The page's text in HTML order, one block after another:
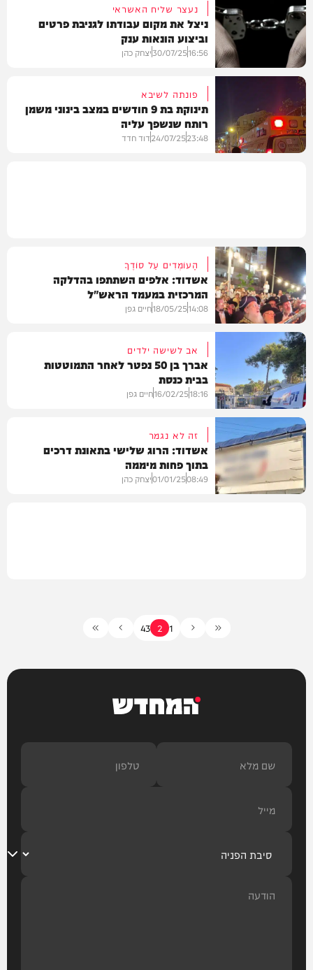
חדשות
נעצר שליח האשראי
ניצל את מקום עבודתו לגניבת פרטים
וביצוע הונאות ענק
16:56
30/07/25יצחק כהן
פונתה לשיבא
תינוקת בת 9 חודשים במצב בינוני משמן
רותח שנשפך עליה
23:48
24/07/25דוד חדד
גלריות
הָעוֹמְדִים עַל סוֹדֶךָ
אשדוד: אלפים השתתפו בהדלקה
המרכזית במעמד הראש"ל
14:08
18/05/25חיים גפן
חדשות
אב לשישה ילדים
אברך בן 50 נפטר לאחר התמוטטות
בבית כנסת
18:16
16/02/25חיים גפן
זה לא נגמר
אשדוד: הרוג שלישי בתאונת דרכים
בתוך פחות מיממה
08:49
01/01/25יצחק כהן
1
2
3
4
המחדש